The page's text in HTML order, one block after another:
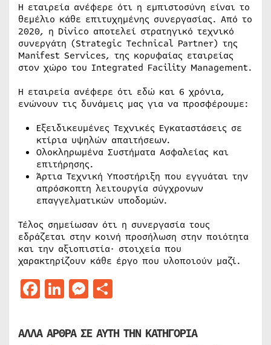
Η εταιρεία ανέφερε ότι η εμπιστοσύνη είναι το
θεμέλιο κάθε επιτυχημένης συνεργασίας. Από το
2020, η Divico αποτελεί στρατηγικό τεχνικό
συνεργάτη (Strategic Technical Partner) της
Manifest Services, της κορυφαίας εταιρείας
στον χώρο του Integrated Facility Management.
Η εταιρεία ανέφερε ότι εδώ και 6 χρόνια,
ενώνουν τις δυνάμεις μας για να προσφέρουμε:
Εξειδικευμένες Τεχνικές Εγκαταστάσεις σε
κτίρια υψηλών απαιτήσεων.
Ολοκληρωμένα Συστήματα Ασφαλείας και
επιτήρησης.
Άρτια Τεχνική Υποστήριξη που εγγυάται την
απρόσκοπτη λειτουργία σύγχρονων
επαγγελματικών υποδομών.
Τέλος σημείωσαν ότι η συνεργασία τους
εδράζεται στην κοινή προσήλωση στην ποιότητα
και την αξιοπιστία· στοιχεία που
χαρακτηρίζουν κάθε έργο που υλοποιούν μαζί.
Facebook
LinkedIn
Messenger
ΑΛΛΑ ΑΡΘΡΑ ΣΕ ΑΥΤΗ ΤΗΝ ΚΑΤΗΓΟΡΙΑ